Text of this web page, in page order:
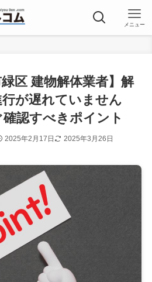
メニュー
緑区 建物解体業者】解
が遅れていません
認すべきポイント
2025年2月17日 2025年3月26日